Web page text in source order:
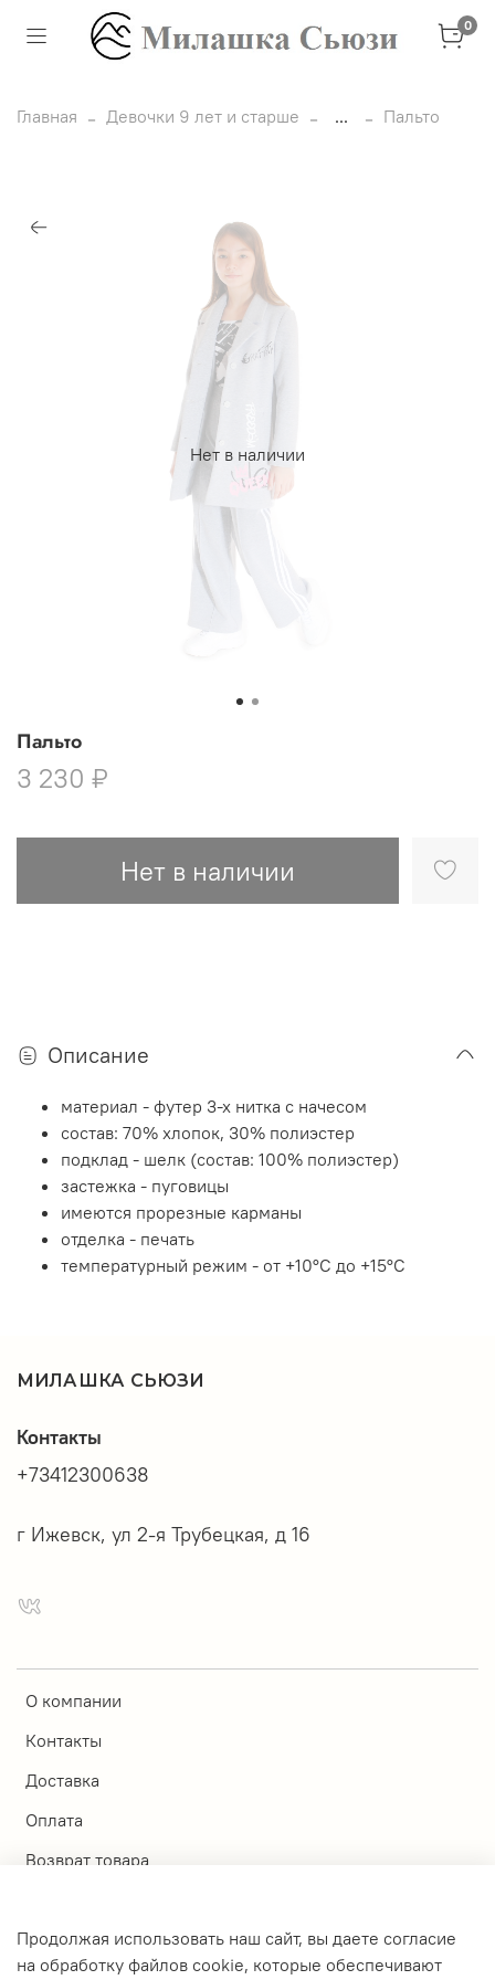
0
Главная Девочки 9 лет и старше ... Пальто
Нет в наличии
Пальто
3 230 ₽
Нет в наличии
Описание
материал - футер 3-х нитка с начесом
состав: 70% хлопок, 30% полиэстер
подклад - шелк (состав: 100% полиэстер)
застежка - пуговицы
имеются прорезные карманы
отделка - печать
температурный режим - от +10°C до +15°C
МИЛАШКА СЬЮЗИ
О компании
Контакты
Доставка
Оплата
Возврат товара
Личный кабинет
Контакты
+73412300638
г Ижевск, ул 2-я Трубецкая, д 16
Продолжая использовать наш сайт, вы даете согласие
на обработку файлов cookie, которые обеспечивают